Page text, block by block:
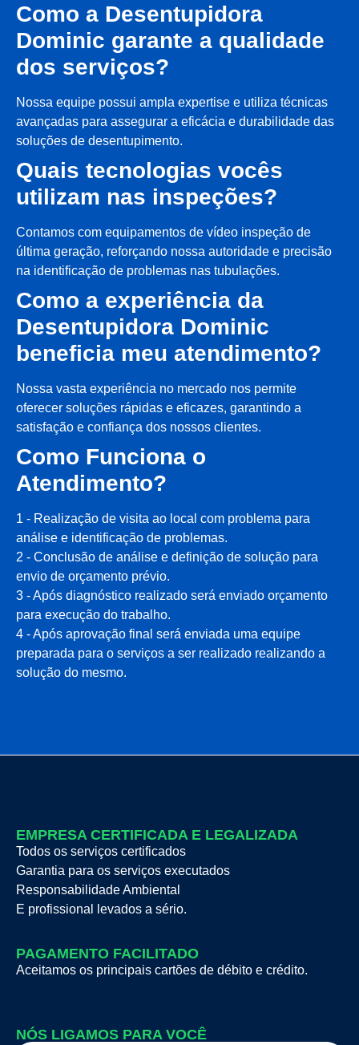
Como a Desentupidora
Dominic garante a qualidade
dos serviços?
Nossa equipe possui ampla expertise e utiliza técnicas
avançadas para assegurar a eficácia e durabilidade das
soluções de desentupimento.
Quais tecnologias vocês
utilizam nas inspeções?
Contamos com equipamentos de vídeo inspeção de
última geração, reforçando nossa autoridade e precisão
na identificação de problemas nas tubulações.
Como a experiência da
Desentupidora Dominic
beneficia meu atendimento?
Nossa vasta experiência no mercado nos permite
oferecer soluções rápidas e eficazes, garantindo a
satisfação e confiança dos nossos clientes.
Como Funciona o
Atendimento?
1 - Realização de visita ao local com problema para
análise e identificação de problemas.
2 - Conclusão de análise e definição de solução para
envio de orçamento prévio.
3 - Após diagnóstico realizado será enviado orçamento
para execução do trabalho.
4 - Após aprovação final será enviada uma equipe
preparada para o serviços a ser realizado realizando a
solução do mesmo.
EMPRESA CERTIFICADA E LEGALIZADA
Todos os serviços certificados
Garantia para os serviços executados
Responsabilidade Ambiental
E profissional levados a sério.
PAGAMENTO FACILITADO
Aceitamos os principais cartões de débito e crédito.
NÓS LIGAMOS PARA VOCÊ